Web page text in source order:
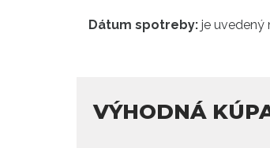
Dátum spotreby: je uvedený
VÝHODNÁ